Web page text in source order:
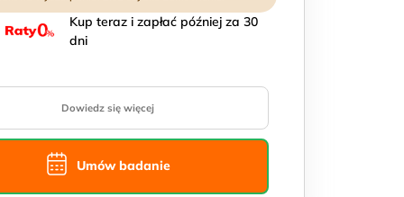
Kup teraz i zapłać później za 30
dni
Dowiedz się więcej
Umów badanie